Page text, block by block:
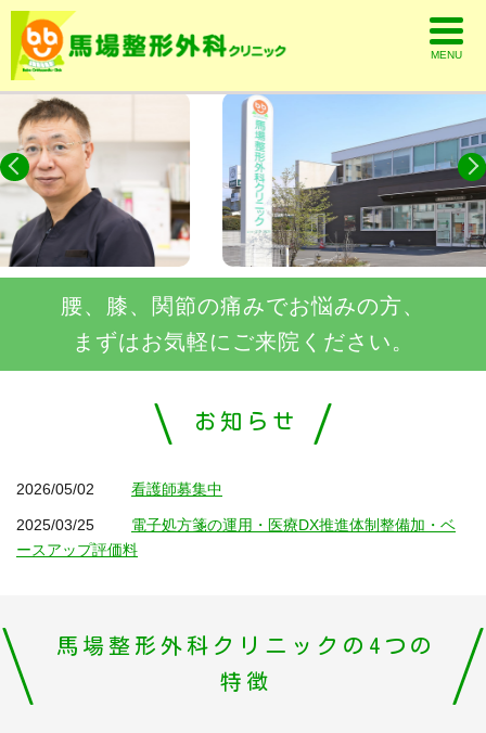
MENU
腰、膝、関節の痛みでお悩みの方、
まずはお気軽にご来院ください。
お知らせ
2026/05/02 看護師募集中
2025/03/25
電子処方箋の運用・医療DX推進体制整備加・ベ
ースアップ評価料
馬場整形外科クリニックの4つの
特徴